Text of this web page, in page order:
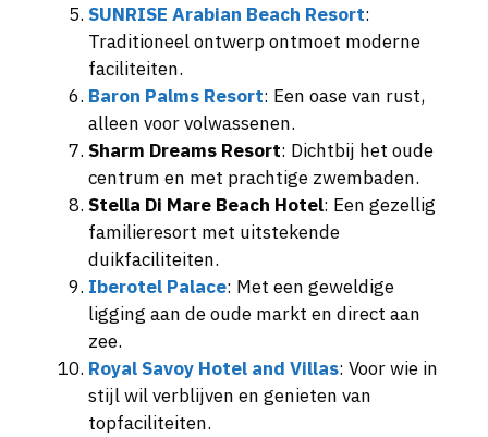
SUNRISE Arabian Beach Resort:
Traditioneel ontwerp ontmoet moderne
faciliteiten.
Baron Palms Resort: Een oase van rust,
alleen voor volwassenen.
Sharm Dreams Resort: Dichtbij het oude
centrum en met prachtige zwembaden.
Stella Di Mare Beach Hotel: Een gezellig
familieresort met uitstekende
duikfaciliteiten.
Iberotel Palace: Met een geweldige
ligging aan de oude markt en direct aan
zee.
Royal Savoy Hotel and Villas: Voor wie in
stijl wil verblijven en genieten van
topfaciliteiten.